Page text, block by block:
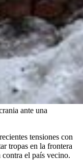
ante una
tensiones con
tropas en la frontera
el país vecino.